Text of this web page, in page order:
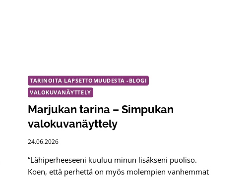
TARINOITA LAPSETTOMUUDESTA -BLOGI
VALOKUVANÄYTTELY
Marjukan tarina – Simpukan
valokuvanäyttely
24.06.2026
“Lähiperheeseeni kuuluu minun lisäkseni puoliso.
Koen, että perhettä on myös molempien vanhemmat